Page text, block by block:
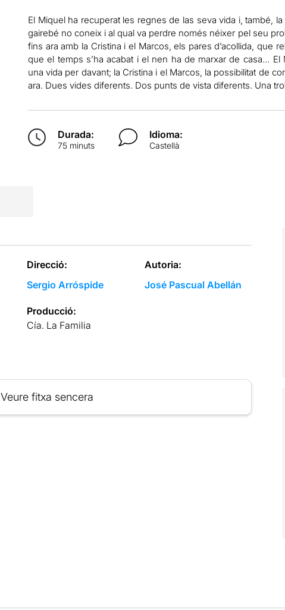
El Miquel ha recuperat les regnes de las seva vida i, també,
gairebé no coneix i al qual va perdre només néixer pel seu
fins ara amb la Cristina i el Marcos, els pares d’acollida, que
que el temps s’ha acabat i el nen ha de marxar de casa…
una vida per davant; la Cristina i el Marcos, la possibilitat de
ara. Dues vides diferents. Dos punts de vista diferents. Una
Durada:
75 minuts
Idioma:
Castellà
Direcció:
Sergio Arróspide
Autoria:
José Pascual Abellán
Producció:
Cía. La Familia
Veure fitxa sencera